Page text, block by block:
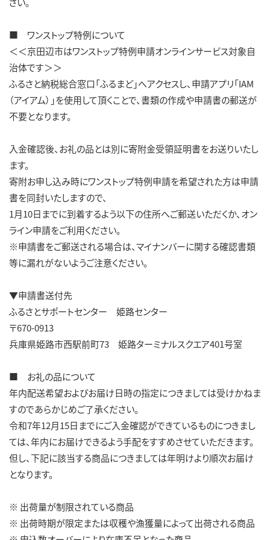
■ ワンストップ特例について
＜＜京田辺市はワンストップ特例申請オンラインサービス対象自
治体です＞＞
ふるさと納税総合窓口「ふるまど」へアクセスし、申請アプリ「IAM
（アイアム）」を使用して頂くことで、書類の作成や申請書の郵送が
不要となります。
入金確認後、お礼の品とは別に寄附金受領証明書をお送りいたし
ます。
寄附お申し込み時にワンストップ特例申請を希望された方は申請
書を同封いたしますので、
1月10日までに到着するよう以下の住所へご郵送いただくか、オン
ライン申請をご利用ください。
※申請書をご郵送される場合は、マイナンバーに関する確認書類
等に漏れがないようご注意ください。
▼申請書送付先
ふるさとサポートセンター 姫路センター
〒670-0913
兵庫県姫路市西駅前町73 姫路ターミナルスクエア401号室
■ お礼の品について
年内配送希望およびお届け日時の指定につきましては受けかねま
すのであらかじめご了承ください。
令和7年12月15日までにご入金確認ができているものにつきまし
ては、年内にお届けできるよう手配をすすめさせていただきます。
但し、下記に該当する商品につきましては年明けより順次お届け
となります。
※ 出荷量が制限されている商品
※ 出荷時期が限定または収穫や漁獲量によって出荷される商品